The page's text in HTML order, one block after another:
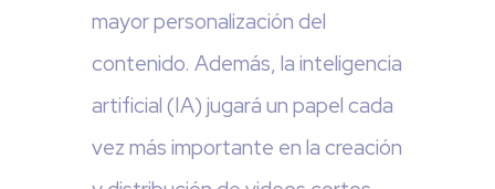
mayor personalización del
contenido. Además, la inteligencia
artificial (IA) jugará un papel cada
vez más importante en la creación